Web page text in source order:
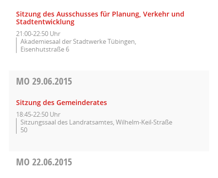
Sitzung des Ausschusses für Planung, Verkehr und
Stadtentwicklung
21:00-22:50 Uhr
Akademiesaal der Stadtwerke Tübingen,
Eisenhutstraße 6
MO 29.06.2015
Sitzung des Gemeinderates
18:45-22:50 Uhr
Sitzungssaal des Landratsamtes, Wilhelm-Keil-Straße
50
MO 22.06.2015